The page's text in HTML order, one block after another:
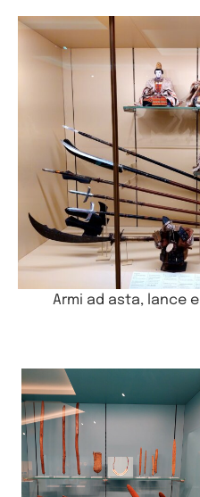
Armi ad asta, lance e